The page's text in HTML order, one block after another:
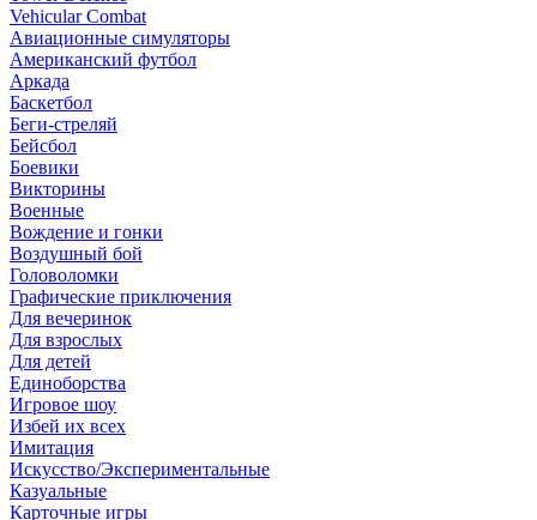
Vehicular Combat
Авиационные симуляторы
Американский футбол
Аркада
Баскетбол
Беги-стреляй
Бейсбол
Боевики
Викторины
Военные
Вождение и гонки
Воздушный бой
Головоломки
Графические приключения
Для вечеринок
Для взрослых
Для детей
Единоборства
Игровое шоу
Избей их всех
Имитация
Искусство/Экспериментальные
Казуальные
Карточные игры